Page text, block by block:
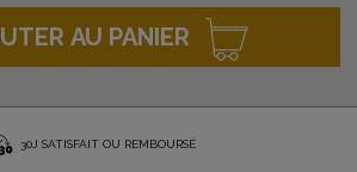
AU PANIER
30J SATISFAIT OU REMBOURSÉ